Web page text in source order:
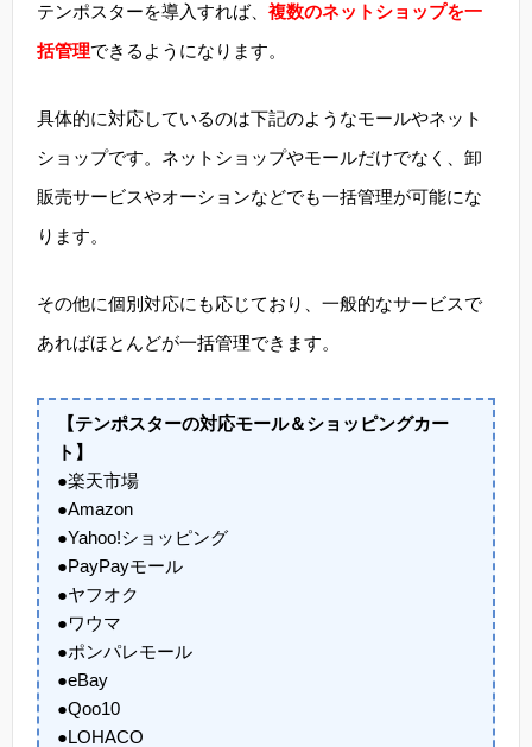
テンポスターを導入すれば、 複数のネットショップを一
括管理できるようになります。
具体的に対応しているのは下記のようなモールやネット
ショップです。ネットショップやモールだけでなく、卸
販売サービスやオーションなどでも一括管理が可能にな
ります。
その他に個別対応にも応じており、一般的なサービスで
あればほとんどが一括管理できます。
【テンポスターの対応モール＆ショッピングカー
ト】
●楽天市場
●Amazon
●Yahoo!ショッピング
●PayPayモール
●ヤフオク
●ワウマ
●ポンパレモール
●eBay
●Qoo10
●LOHACO